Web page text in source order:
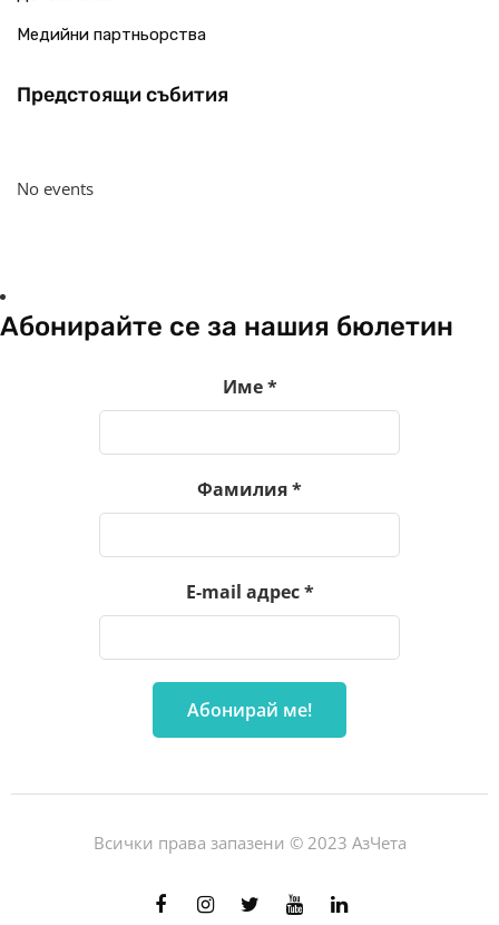
Медийни партньорства
Предстоящи събития
No events
Абонирайте се за нашия бюлетин
Име*
Фамилия*
E-mail адрес*
Всички права запазени © 2023 АзЧета